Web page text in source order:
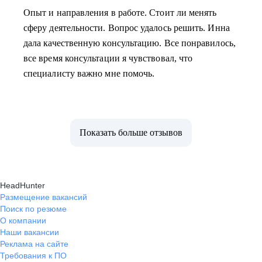
Опыт и направления в работе. Стоит ли менять
сферу деятельности. Вопрос удалось решить. Инна
дала качественную консультацию. Все понравилось,
все время консультации я чувствовал, что
специалисту важно мне помочь.
Показать больше отзывов
HeadHunter
Размещение вакансий
Поиск по резюме
О компании
Наши вакансии
Реклама на сайте
Требования к ПО